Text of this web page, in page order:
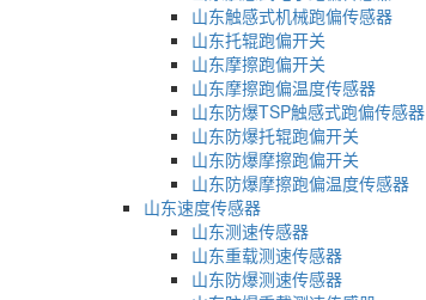
山东触感式机械跑偏传感器
山东托辊跑偏开关
山东摩擦跑偏开关
山东摩擦跑偏温度传感器
山东防爆TSP触感式跑偏传感器
山东防爆托辊跑偏开关
山东防爆摩擦跑偏开关
山东防爆摩擦跑偏温度传感器
山东速度传感器
山东测速传感器
山东重载测速传感器
山东防爆测速传感器